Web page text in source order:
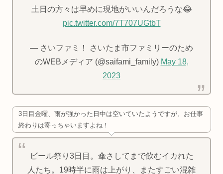
土日の方々は早めに現地がいいんだろうな😂
pic.twitter.com/7T707UGtbT
— さいファミ！ さいたま市ファミリーのため
のWEBメディア (@saifami_family) May 18,
2023
3日目金曜、雨が強かった日中は空いていたようですが、お仕事
終わりは寄っちゃいますよね！
ビール祭り3日目。傘さしてまで飲むイカれた
人たち。19時半に雨は上がり、またすごい混雑